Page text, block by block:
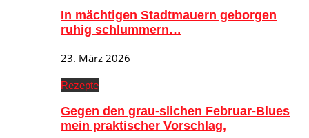
In mächtigen Stadtmauern geborgen
ruhig schlummern…
23. März 2026
Rezepte
Gegen den grau-slichen Februar-Blues
mein praktischer Vorschlag,